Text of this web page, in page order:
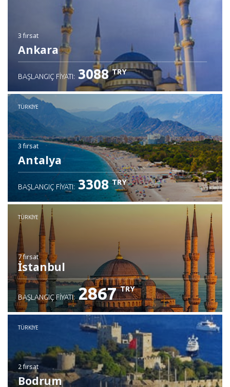
3 fırsat
Ankara
BAŞLANGIÇ FIYATI: 3088 TRY
TÜRKIYE
3 fırsat
Antalya
BAŞLANGIÇ FIYATI: 3308 TRY
TÜRKIYE
7 fırsat
İstanbul
BAŞLANGIÇ FIYATI: 2867 TRY
TÜRKIYE
2 fırsat
Bodrum